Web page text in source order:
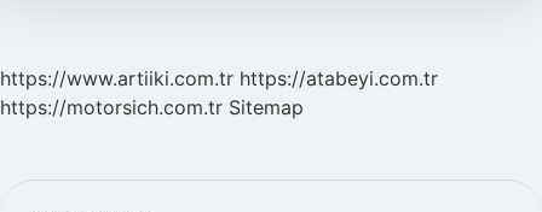
https://www.artiiki.com.tr https://atabeyi.com.tr
https://motorsich.com.tr Sitemap